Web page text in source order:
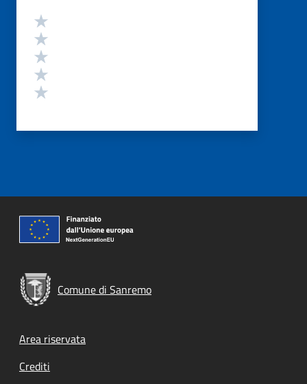
Valutazione
Comune di Sanremo
Footer menu
Area riservata
Crediti